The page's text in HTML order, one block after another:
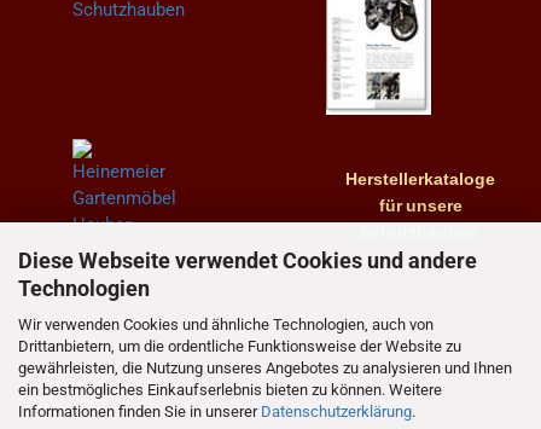
Diese Webseite verwendet Cookies und andere
Technologien
Wir verwenden Cookies und ähnliche Technologien, auch von
Drittanbietern, um die ordentliche Funktionsweise der Website zu
gewährleisten, die Nutzung unseres Angebotes zu analysieren und Ihnen
ein bestmögliches Einkaufserlebnis bieten zu können. Weitere
Informationen finden Sie in unserer Datenschutzerklärung.
Herstellerkataloge
fürunsere